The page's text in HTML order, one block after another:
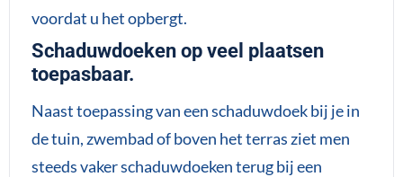
voordat u het opbergt.
Schaduwdoeken op veel plaatsen
toepasbaar.
Naast toepassing van een schaduwdoek bij je in
de tuin, zwembad of boven het terras ziet men
steeds vaker schaduwdoeken terug bij een